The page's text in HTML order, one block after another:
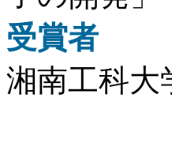
受賞者
湘南工科